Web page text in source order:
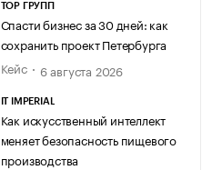
ТОР ГРУПП
Спасти бизнес за 30 дней: как
сохранить проект Петербурга
Кейс
6 августа 2026
IT IMPERIAL
Как искусственный интеллект
меняет безопасность пищевого
производства